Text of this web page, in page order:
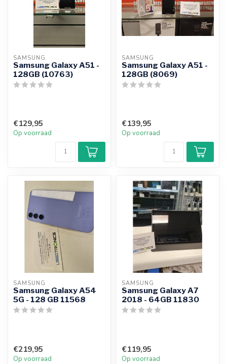
SAMSUNG
Samsung Galaxy A51 -
128GB (10763)
€129,95
Op voorraad
SAMSUNG
Samsung Galaxy A51 -
128GB (8069)
€139,95
Op voorraad
SAMSUNG
Samsung Galaxy A54
5G - 128 GB 11568
€219,95
Op voorraad
SAMSUNG
Samsung Galaxy A7
2018 - 64GB 11830
€119,95
Op voorraad